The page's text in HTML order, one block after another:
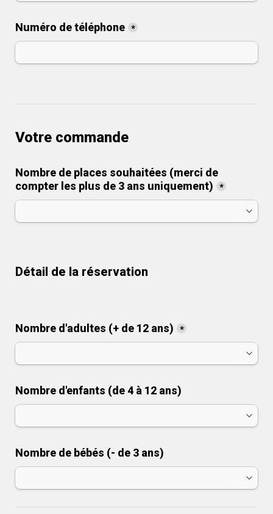
Numéro de téléphone *
Votre commande
Nombre de places souhaitées (merci de
compter les plus de 3 ans uniquement)
*
Détail de la réservation
Nombre d'adultes (+ de 12 ans) *
Nombre d'enfants (de 4 à 12 ans)
Nombre de bébés (- de 3 ans)